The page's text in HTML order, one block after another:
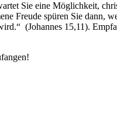
Sie eine Möglichkeit,
Freude spüren Sie dann,
(Johannes 15,11).